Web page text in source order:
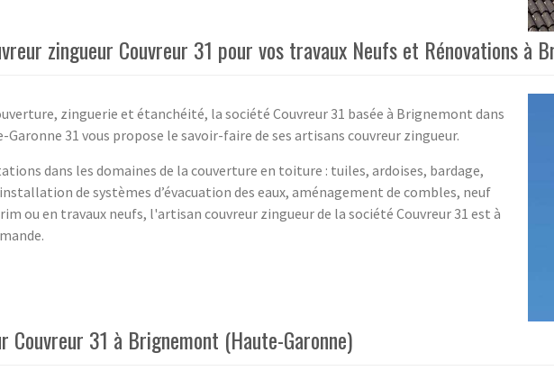
zingueur Couvreur 31 pour vos travaux Neufs et Rénovations à
zinguerie et étanchéité, la société Couvreur 31 basée à Brignemont dans
31 vous propose le savoir-faire de ses artisans couvreur zingueur.
dans les domaines de la couverture en toiture : tuiles, ardoises, bardage,
de systèmes d’évacuation des eaux, aménagement de combles, neuf
ou en travaux neufs, l'artisan couvreur zingueur de la société Couvreur 31 est à
Couvreur 31 à Brignemont (Haute-Garonne)